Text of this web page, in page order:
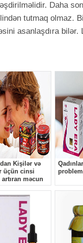
Daha
tutmaq olmaz.
asanlaşdıra bilər.